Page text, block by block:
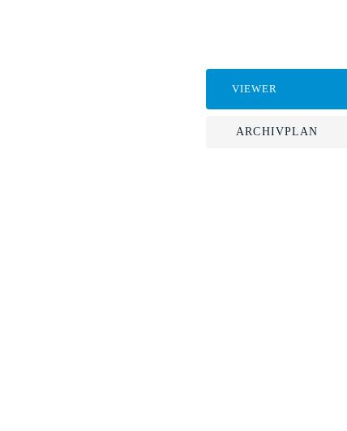
VIEWER
ARCHIVPLAN